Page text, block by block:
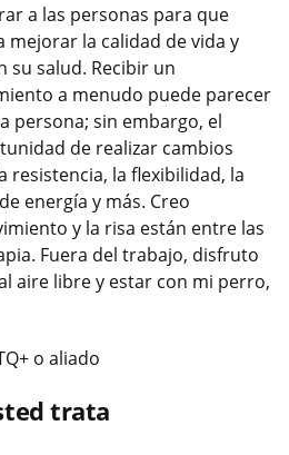
a las personas para que
mejorar la calidad de vida y
su salud. Recibir un
a menudo puede parecer
persona; sin embargo, el
de realizar cambios
resistencia, la flexibilidad, la
energía y más. Creo
y la risa están entre las
Fuera del trabajo, disfruto
aire libre y estar con mi perro,
o aliado
trata